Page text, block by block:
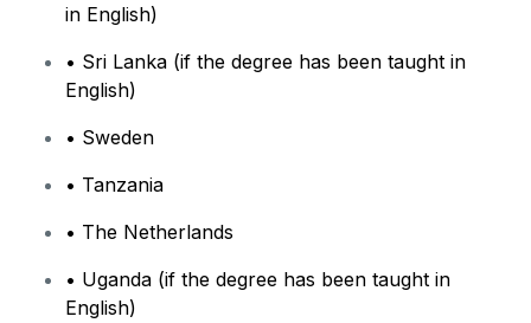
in English)
• Sri Lanka (if the degree has been taught in
English)
• Sweden
• Tanzania
• The Netherlands
• Uganda (if the degree has been taught in
English)